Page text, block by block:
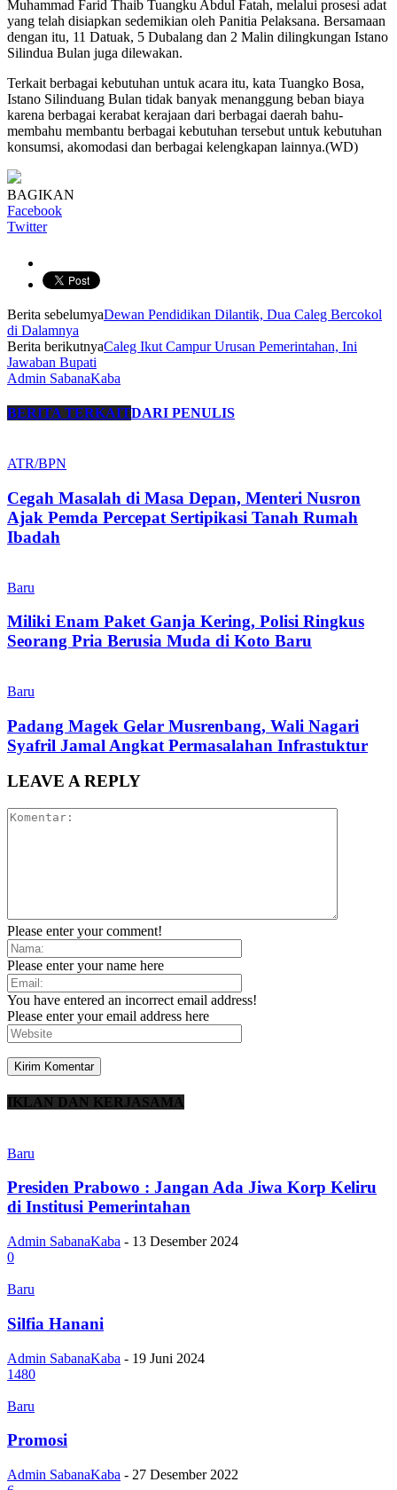
Muhammad Farid Thaib Tuangku Abdul Fatah, melalui prosesi adat
yang telah disiapkan sedemikian oleh Panitia Pelaksana. Bersamaan
dengan itu, 11 Datuak, 5 Dubalang dan 2 Malin dilingkungan Istano
Silindua Bulan juga dilewakan.
Terkait berbagai kebutuhan untuk acara itu, kata Tuangko Bosa,
Istano Silinduang Bulan tidak banyak menanggung beban biaya
karena berbagai kerabat kerajaan dari berbagai daerah bahu-
membahu membantu berbagai kebutuhan tersebut untuk kebutuhan
konsumsi, akomodasi dan berbagai kelengkapan lainnya.(WD)
BAGIKAN
Facebook
Twitter
Berita sebelumyaDewan Pendidikan Dilantik, Dua Caleg Bercokol
di Dalamnya
Berita berikutnyaCaleg Ikut Campur Urusan Pemerintahan, Ini
Jawaban Bupati
Admin SabanaKaba
BERITA TERKAITDARI PENULIS
ATR/BPN
Cegah Masalah di Masa Depan, Menteri Nusron
Ajak Pemda Percepat Sertipikasi Tanah Rumah
Ibadah
Baru
Miliki Enam Paket Ganja Kering, Polisi Ringkus
Seorang Pria Berusia Muda di Koto Baru
Baru
Padang Magek Gelar Musrenbang, Wali Nagari
Syafril Jamal Angkat Permasalahan Infrastuktur
LEAVE A REPLY
Please enter your comment!
Please enter your name here
You have entered an incorrect email address!
Please enter your email address here
IKLAN DAN KERJASAMA
Baru
Presiden Prabowo : Jangan Ada Jiwa Korp Keliru
di Institusi Pemerintahan
Admin SabanaKaba - 13 Desember 2024
0
Baru
Silfia Hanani
Admin SabanaKaba - 19 Juni 2024
1480
Baru
Promosi
Admin SabanaKaba - 27 Desember 2022